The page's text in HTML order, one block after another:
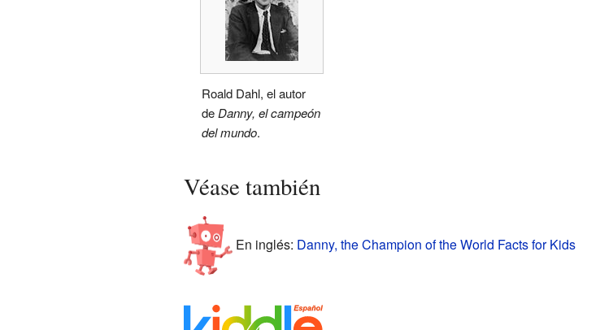
Roald Dahl, el autor
de Danny, el campeón
del mundo.
Véase también
En inglés: Danny, the Champion of the World Facts for Kids